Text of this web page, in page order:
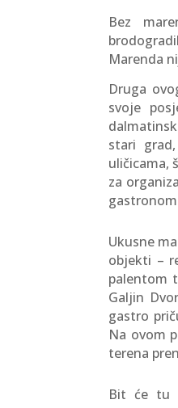
Bez
Marenda
Druga
svoje
stari
uličicama,
za
Ukusne
objekti –
palentom
Galjin
gastro
Na ovom
terena
Bit će tu i